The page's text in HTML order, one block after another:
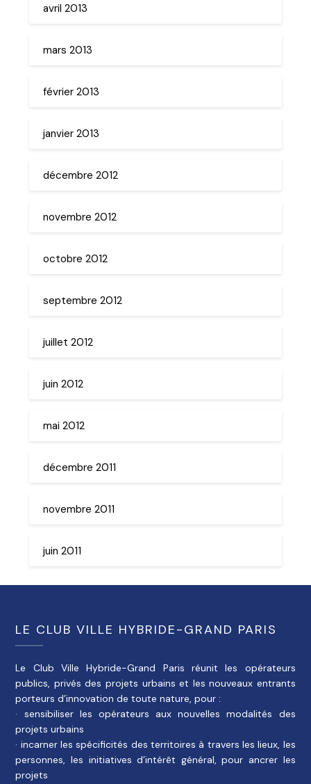
avril 2013
mars 2013
février 2013
janvier 2013
décembre 2012
novembre 2012
octobre 2012
septembre 2012
juillet 2012
juin 2012
mai 2012
décembre 2011
novembre 2011
juin 2011
LE CLUB VILLE HYBRIDE-GRAND PARIS
Le Club Ville Hybride-Grand Paris réunit les opérateurs
publics, privés des projets urbains et les nouveaux entrants
porteurs d’innovation de toute nature, pour :
· sensibiliser les opérateurs aux nouvelles modalités des
projets urbains
· incarner les spécificités des territoires à travers les lieux, les
personnes, les initiatives d’intérêt général, pour ancrer les
projets